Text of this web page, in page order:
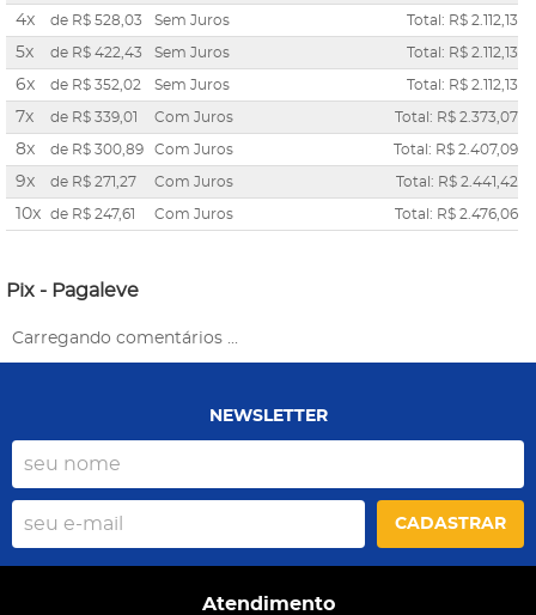
4x de R$ 528,03 Sem Juros Total: R$ 2.112,13
5x de R$ 422,43 Sem Juros Total: R$ 2.112,13
6x de R$ 352,02 Sem Juros Total: R$ 2.112,13
7x de R$ 339,01 Com Juros Total: R$ 2.373,07
8x de R$ 300,89 Com Juros Total: R$ 2.407,09
9x de R$ 271,27 Com Juros Total: R$ 2.441,42
10x de R$ 247,61 Com Juros Total: R$ 2.476,06
Pix - Pagaleve
Carregando comentários ...
NEWSLETTER
CADASTRAR
Atendimento